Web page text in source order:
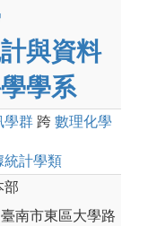
與資料
學系
學群 跨 數理化學
統計學類
部
臺南市東區大學路